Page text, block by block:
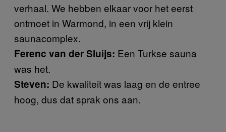
verhaal. We hebben elkaar voor het eerst
ontmoet in Warmond, in een vrij klein
saunacomplex.
Ferenc van der Sluijs: Een Turkse sauna
was het.
Steven: De kwaliteit was laag en de entree
hoog, dus dat sprak ons aan.